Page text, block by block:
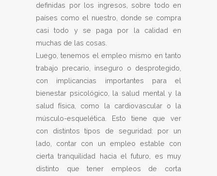
definidas por los ingresos, sobre todo en
países como el nuestro, donde se compra
casi todo y se paga por la calidad en
muchas de las cosas.
Luego, tenemos el empleo mismo en tanto
trabajo precario, inseguro o desprotegido,
con implicancias importantes para el
bienestar psicológico, la salud mental y la
salud física, como la cardiovascular o la
músculo-esquelética. Esto tiene que ver
con distintos tipos de seguridad: por un
lado, contar con un empleo estable con
cierta tranquilidad hacia el futuro, es muy
distinto que tener empleos de corta